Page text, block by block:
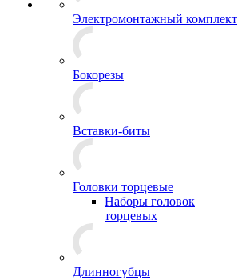
Электромонтажный комплект
Бокорезы
Вставки-биты
Головки торцевые
Наборы головок
торцевых
Длинногубцы